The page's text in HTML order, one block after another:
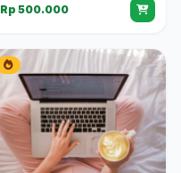
Rp 500.000